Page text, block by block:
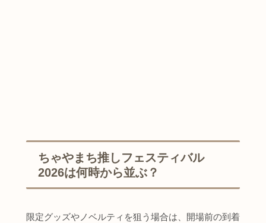
ちゃやまち推しフェスティバル
2026は何時から並ぶ？
限定グッズやノベルティを狙う場合は、開場前の到着